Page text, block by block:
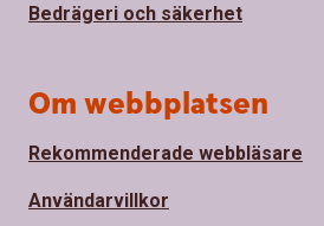
Bedrägeri och säkerhet
Om webbplatsen
Rekommenderade webbläsare
Användarvillkor